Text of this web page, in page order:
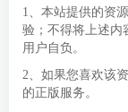
1、本站提供的资
验；不得将上述内
用户自负。
2、如果您喜欢该
的正版服务。